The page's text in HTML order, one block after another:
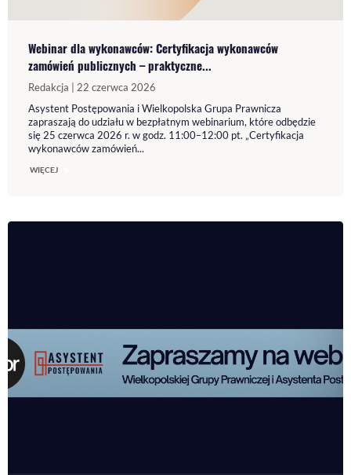
Webinar dla wykonawców: Certyfikacja wykonawców
zamówień publicznych – praktyczne...
Redakcja | 22 czerwca 2026
Asystent Postępowania i Wielkopolska Grupa Prawnicza
zapraszają do udziału w bezpłatnym webinarium, które odbędzie
się 25 czerwca 2026 r. w godz. 11:00–12:00 pt. „Certyfikacja
wykonawców zamówień...
WIĘCEJ